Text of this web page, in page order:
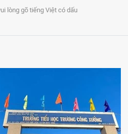
lòng gõ tiếng Việt có dấu